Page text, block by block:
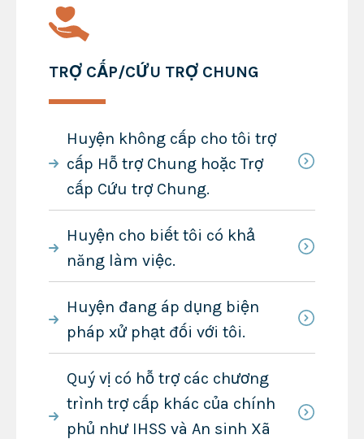
TRỢ CẤP/CỨU TRỢ CHUNG
Huyện không cấp cho tôi trợ
cấp Hỗ trợ Chung hoặc Trợ
cấp Cứu trợ Chung.
Huyện cho biết tôi có khả
năng làm việc.
Huyện đang áp dụng biện
pháp xử phạt đối với tôi.
Quý vị có hỗ trợ các chương
trình trợ cấp khác của chính
phủ như IHSS và An sinh Xã